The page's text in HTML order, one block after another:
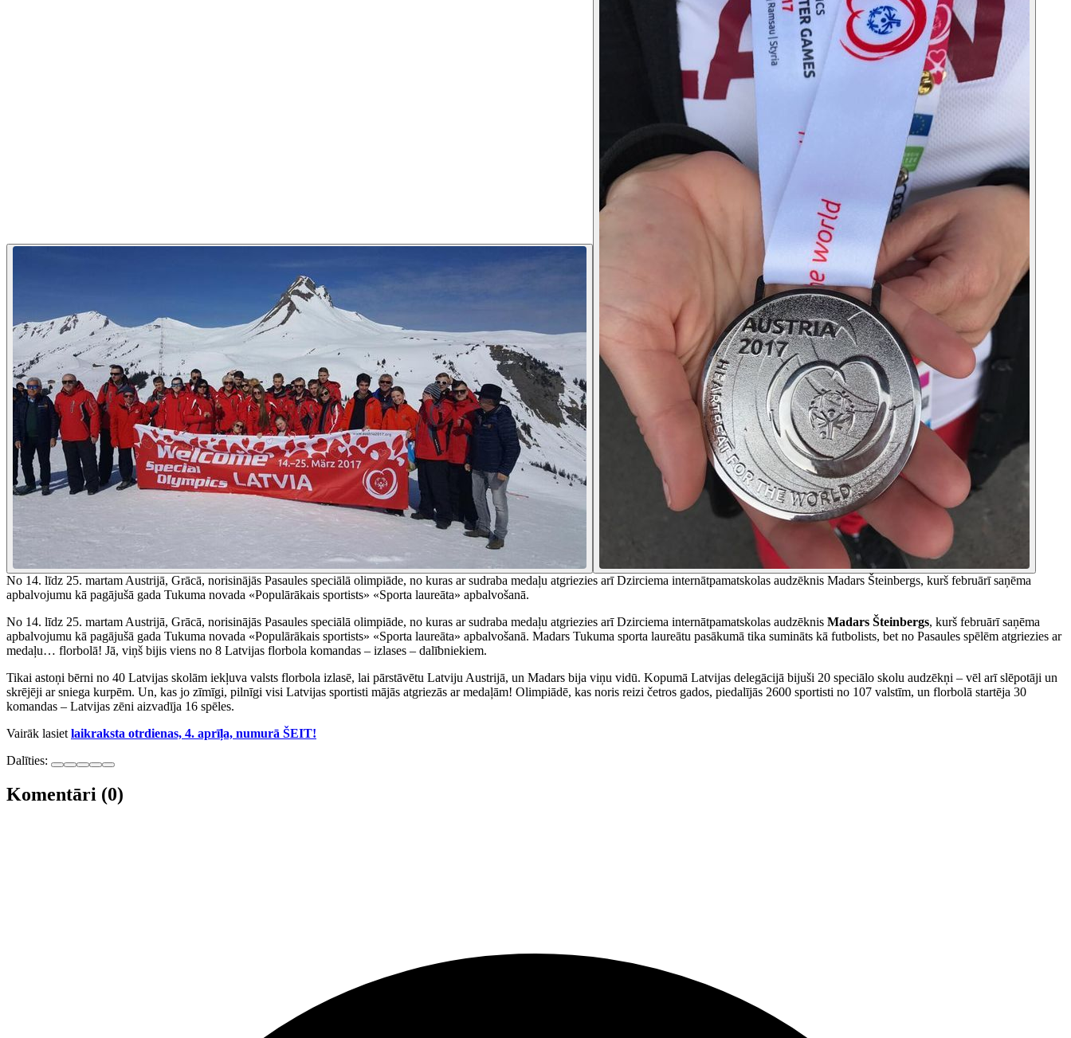
No 14. līdz 25. martam Austrijā, Grācā, norisinājās Pasaules speciālā olimpiāde, no kuras ar sudraba medaļu atgriezies arī Dzirciema internātpamatskolas audzēknis Madars Šteinbergs, kurš februārī saņēma
apbalvojumu kā pagājušā gada Tukuma novada «Populārākais sportists» «Sporta laureāta» apbalvošanā.
No 14. līdz 25. martam Austrijā, Grācā, norisinājās Pasaules speciālā olimpiāde, no kuras ar sudraba medaļu atgriezies arī Dzirciema internātpamatskolas audzēknis Madars Šteinbergs, kurš februārī saņēma
apbalvojumu kā pagājušā gada Tukuma novada «Populārākais sportists» «Sporta laureāta» apbalvošanā. Madars Tukuma sporta laureātu pasākumā tika sumināts kā futbolists, bet no Pasaules spēlēm atgriezies ar
medaļu… florbolā! Jā, viņš bijis viens no 8 Latvijas florbola komandas – izlases – dalībniekiem.
Tikai astoņi bērni no 40 Latvijas skolām iekļuva valsts florbola izlasē, lai pārstāvētu Latviju Austrijā, un Madars bija viņu vidū. Kopumā Latvijas delegācijā bijuši 20 speciālo skolu audzēkņi – vēl arī slēpotāji un
skrējēji ar sniega kurpēm. Un, kas jo zīmīgi, pilnīgi visi Latvijas sportisti mājās atgriezās ar medaļām! Olimpiādē, kas noris reizi četros gados, piedalījās 2600 sportisti no 107 valstīm, un florbolā startēja 30
komandas – Latvijas zēni aizvadīja 16 spēles.
Vairāk lasiet laikraksta otrdienas, 4. aprīļa, numurā ŠEIT!
Dalīties:
Komentāri (0)